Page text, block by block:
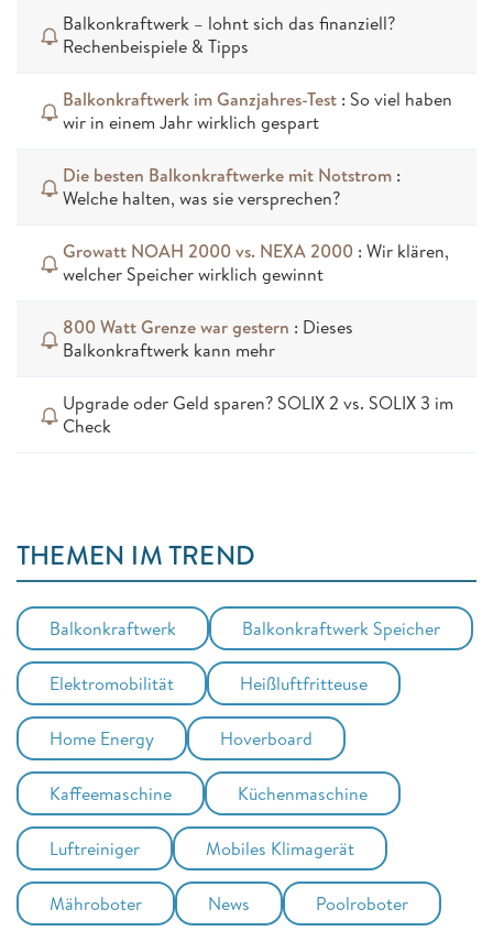
Balkonkraftwerk – lohnt sich das finanziell?
Rechenbeispiele & Tipps
Balkonkraftwerk im Ganzjahres-Test : So viel haben
wir in einem Jahr wirklich gespart
Die besten Balkonkraftwerke mit Notstrom :
Welche halten, was sie versprechen?
Growatt NOAH 2000 vs. NEXA 2000 : Wir klären,
welcher Speicher wirklich gewinnt
800 Watt Grenze war gestern : Dieses
Balkonkraftwerk kann mehr
Upgrade oder Geld sparen? SOLIX 2 vs. SOLIX 3 im
Check
THEMEN IM TREND
Balkonkraftwerk Balkonkraftwerk Speicher
Elektromobilität Heißluftfritteuse
Home Energy Hoverboard
Kaffeemaschine Küchenmaschine
Luftreiniger Mobiles Klimagerät
Mähroboter News Poolroboter